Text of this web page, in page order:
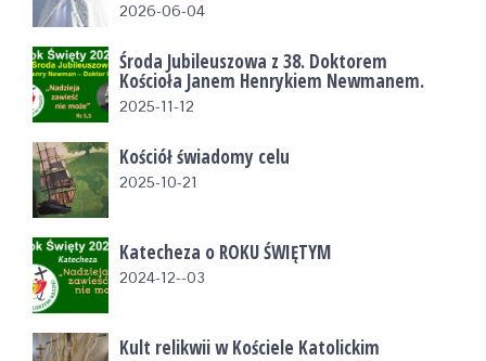
2026-06-04
Środa Jubileuszowa z 38. Doktorem
Kościoła Janem Henrykiem Newmanem.
2025-11-12
Kościół świadomy celu
2025-10-21
Katecheza o ROKU ŚWIĘTYM
2024-12--03
Kult relikwii w Kościele Katolickim